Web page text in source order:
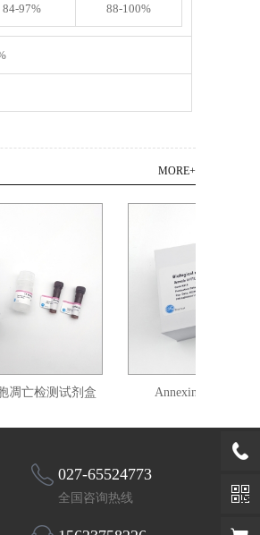
84-97% 88-100%
MORE+
检测试剂盒 Annexin V-FITC细胞凋
027-65524773
全国咨询热线